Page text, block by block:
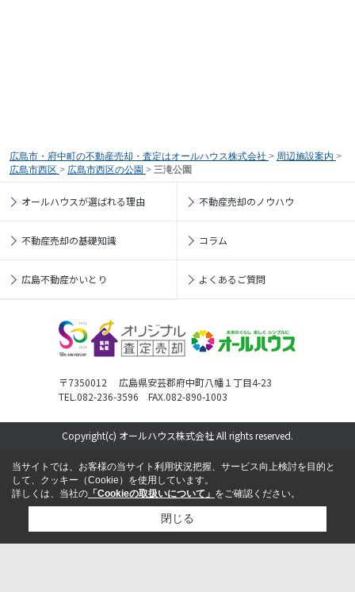
広島市・府中町の不動産売却・査定はオールハウス株式会社 > 周辺施設案内 >
広島市西区 > 広島市西区の公園 > 三滝公園
オールハウスが選ばれる理由 不動産売却のノウハウ
不動産売却の基礎知識 コラム
広島不動産かいとり よくあるご質問
〒7350012 広島県安芸郡府中町八幡１丁目4-23
TEL.082-236-3596 FAX.082-890-1003
Copyright(c) オールハウス株式会社 All rights reserved.
当サイトでは、お客様の当サイト利用状況把握、サービス向上検討を目的と
して、クッキー（Cookie）を使用しています。
詳しくは、当社の 「Cookieの取扱いについて」 をご確認ください。
閉じる